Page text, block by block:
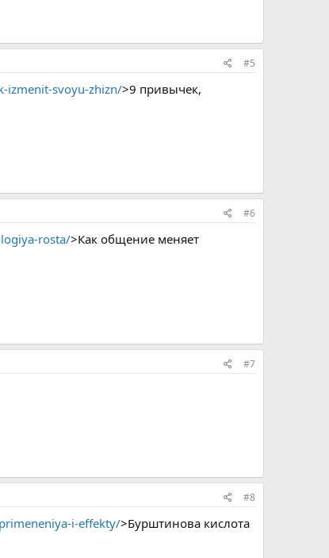
#5
izmenit-svoyu-zhizn/>9 привычек,
#6
rosta/>Как общение меняет
#7
#8
i-effekty/>Бурштинова кислота